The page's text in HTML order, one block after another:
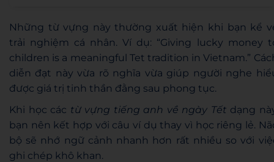
Những từ vựng này thường xuất hiện khi bạn kể
trải nghiệm cá nhân. Ví dụ: “Giving lucky money
children is a meaningful Tet tradition in Vietnam.”
diễn đạt này vừa rõ nghĩa vừa giúp người nghe
được giá trị tinh thần đằng sau phong tục.
Khi học các từ vựng tiếng anh về ngày Tết dạng
bạn nên kết hợp với câu ví dụ thay vì học riêng lẻ.
bộ sẽ nhớ ngữ cảnh nhanh hơn rất nhiều so với
ghi chép khô khan.